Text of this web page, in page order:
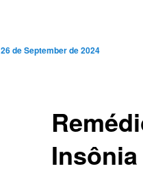
Insônia
26 de September de 2024